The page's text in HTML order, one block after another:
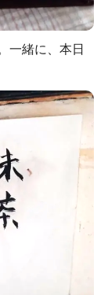
一緒に、本日